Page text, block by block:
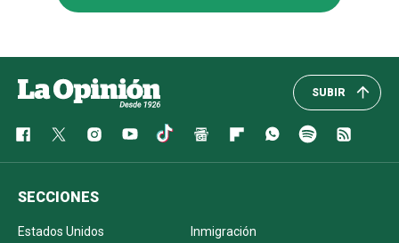
SUBIR
SECCIONES
Estados Unidos
Inmigración